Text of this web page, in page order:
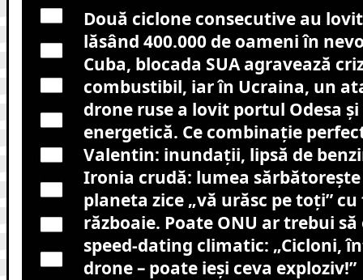
Două ciclone consecutive au
lăsând 400.000 de oameni în
Cuba, blocada SUA agravează
combustibil, iar în Ucraina, un
drone ruse a lovit portul Odesa
energetică. Ce combinație
Valentin: inundații, lipsă de
Ironia crudă: lumea
planeta zice „vă urăsc pe toți”
războaie. Poate ONU ar trebui
speed-dating climatic: „Cicloni,
drone – poate ieși ceva exploziv!”